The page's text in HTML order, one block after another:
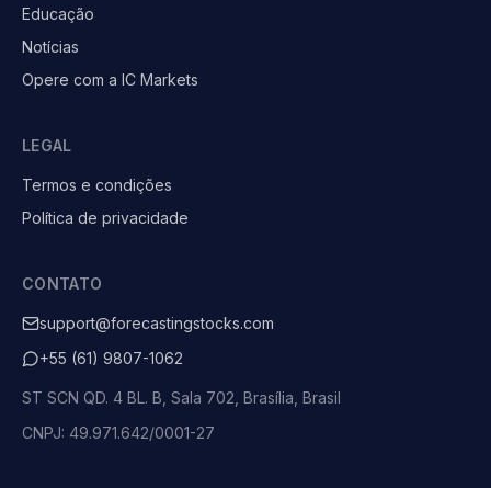
Educação
Notícias
Opere com a IC Markets
LEGAL
Termos e condições
Política de privacidade
CONTATO
support@forecastingstocks.com
+55 (61) 9807-1062
ST SCN QD. 4 BL. B, Sala 702, Brasília, Brasil
CNPJ: 49.971.642/0001-27